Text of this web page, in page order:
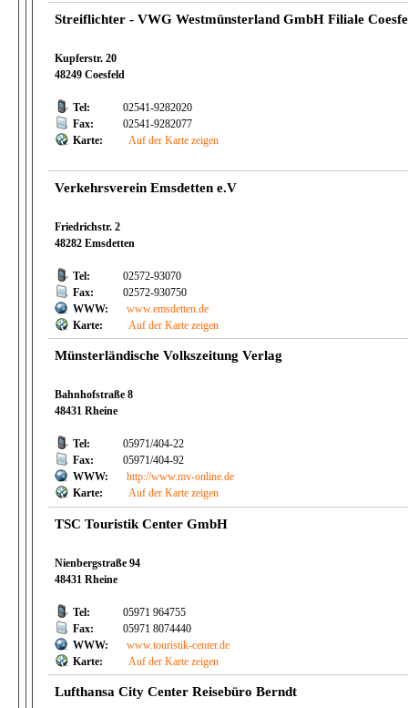
Streiflichter - VWG Westmünsterland GmbH Filiale
Kupferstr. 20
48249 Coesfeld
Tel:
02541-9282020
Fax:
02541-9282077
Karte:
Auf der Karte zeigen
Verkehrsverein Emsdetten e.V
Friedrichstr. 2
48282 Emsdetten
Tel:
02572-93070
Fax:
02572-930750
WWW:
www.emsdetten.de
Karte:
Auf der Karte zeigen
Münsterländische Volkszeitung Verlag
Bahnhofstraße 8
48431 Rheine
Tel:
05971/404-22
Fax:
05971/404-92
WWW:
http://www.mv-online.de
Karte:
Auf der Karte zeigen
TSC Touristik Center GmbH
Nienbergstraße 94
48431 Rheine
Tel:
05971 964755
Fax:
05971 8074440
WWW:
www.touristik-center.de
Karte:
Auf der Karte zeigen
Lufthansa City Center Reisebüro Berndt